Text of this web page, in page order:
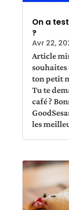
On a
?
Avr 22,
Article
ton petit
Tu te
café ?
les